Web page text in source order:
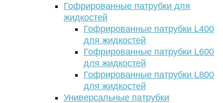
Гофрированные патрубки для
жидкостей
Гофрированные патрубки L400
для жидкостей
Гофрированные патрубки L600
для жидкостей
Гофрированные патрубки L800
для жидкостей
Универсальные патрубки